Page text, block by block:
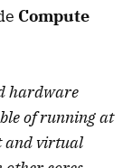
Compute
hardware
of running at
and virtual